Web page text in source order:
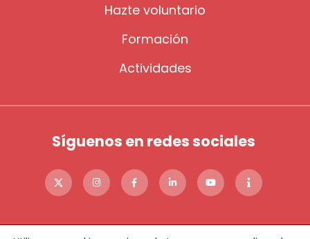
Hazte voluntario
Formación
Actividades
Síguenos en redes sociales